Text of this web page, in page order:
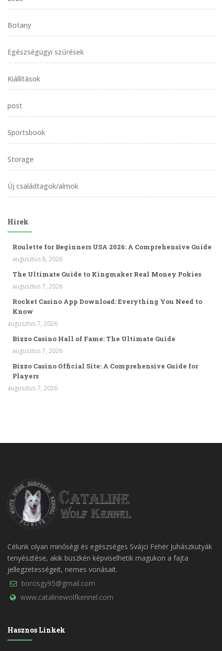
Botany
Egészségügyi szűrések
Kiállítások
post
Sportsbook
Storage
Új családtagok/almok
Hírek
Roulette for Beginners USA 2026: A Comprehensive Guide
augusztus 8, 2026
The Ultimate Guide to Kingmaker Real Money Pokies
augusztus 7, 2026
Rocket Casino App Download: Everything You Need to
Know
augusztus 7, 2026
Bizzo Casino Hall of Fame: The Ultimate Guide
augusztus 7, 2026
Bizzo Casino Official Site: A Comprehensive Guide for
Players
augusztus 7, 2026
Célunk olyan minőségi és egészséges Svájci Fehér Juhászkutyák
tenyésztése, akik büszkén képviselhetik magukon a fajta
jellegzetességeit, nemes vonásait.
borosgy95@gmail.com
www.catalinewolfkennel.com
Hasznos Linkek